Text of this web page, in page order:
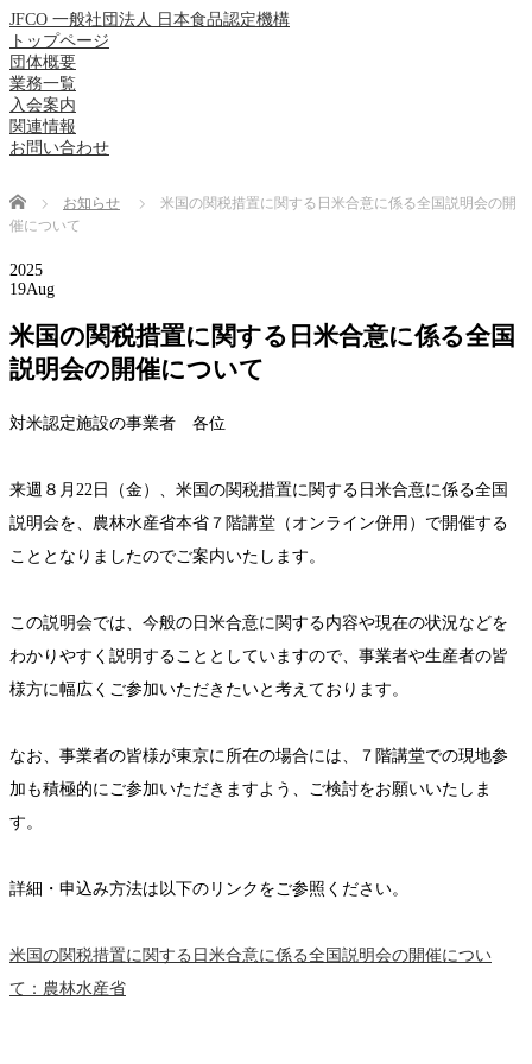
JFCO 一般社団法人 日本食品認定機構
トップページ
団体概要
業務一覧
入会案内
関連情報
お問い合わせ
Home お知らせ
米国の関税措置に関する日米合意に係る全国説明会の開
催について
2025
19Aug
米国の関税措置に関する日米合意に係る全国
説明会の開催について
対米認定施設の事業者 各位
来週８月22日（金）、米国の関税措置に関する日米合意に係る全国
説明会を、農林水産省本省７階講堂（オンライン併用）で開催する
こととなりましたのでご案内いたします。
この説明会では、今般の日米合意に関する内容や現在の状況などを
わかりやすく説明することとしていますので、事業者や生産者の皆
様方に幅広くご参加いただきたいと考えております。
なお、事業者の皆様が東京に所在の場合には、７階講堂での現地参
加も積極的にご参加いただきますよう、ご検討をお願いいたしま
す。
詳細・申込み方法は以下のリンクをご参照ください。
米国の関税措置に関する日米合意に係る全国説明会の開催につい
て：農林水産省